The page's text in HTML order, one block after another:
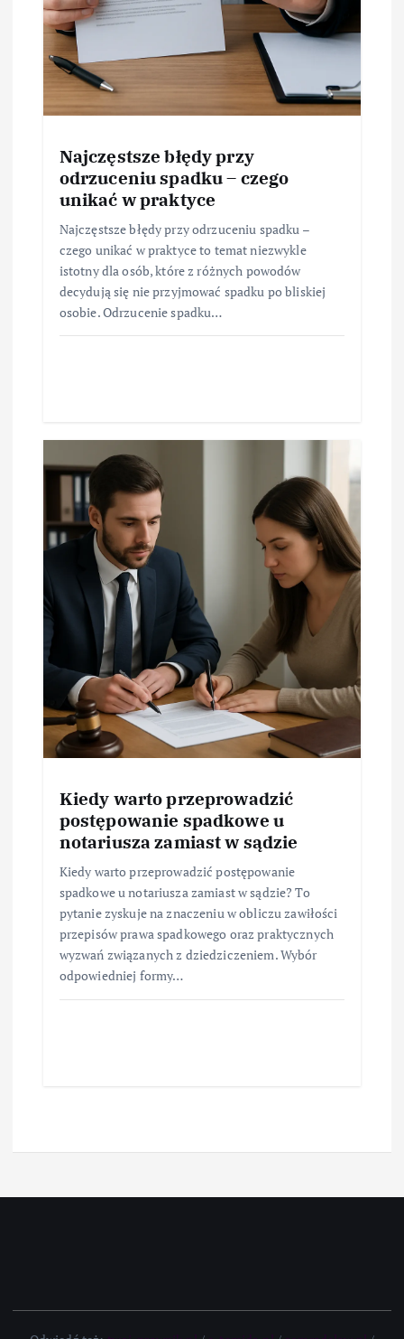
Najczęstsze błędy przy
odrzuceniu spadku – czego
unikać w praktyce
Najczęstsze błędy przy odrzuceniu spadku –
czego unikać w praktyce to temat niezwykle
istotny dla osób, które z różnych powodów
decydują się nie przyjmować spadku po bliskiej
osobie. Odrzucenie spadku…
Kiedy warto przeprowadzić
postępowanie spadkowe u
notariusza zamiast w sądzie
Kiedy warto przeprowadzić postępowanie
spadkowe u notariusza zamiast w sądzie? To
pytanie zyskuje na znaczeniu w obliczu zawiłości
przepisów prawa spadkowego oraz praktycznych
wyzwań związanych z dziedziczeniem. Wybór
odpowiedniej formy…